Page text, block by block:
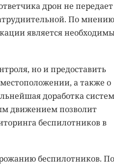
дрон не передает
По мнению
является
но и предоставить
а также о
доработка
движением позволит
беспилотников в
беспилотников. По